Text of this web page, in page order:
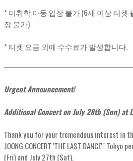
* 미취학 아동 입장 불가 (6세 이상 티켓
장 불가)
* 티켓 요금 외에 수수료가 발생합니다.
Urgent Announcement!
Additional Concert on July 28th (Sun) at
Thank you for your tremendous interest in
JOONG CONCERT 'THE LAST DANCE'"
(Fri) and July 27th (Sat).